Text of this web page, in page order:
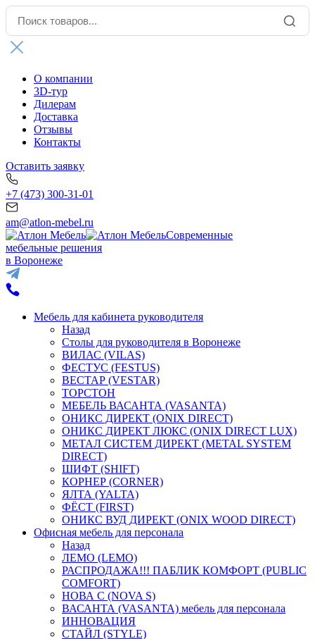
О компании
3D-тур
Дилерам
Доставка
Отзывы
Контакты
Оставить заявку
+7 (473) 300-31-01
am@atlon-mebel.ru
Современные
мебельные решения
в Воронеже
Мебель для кабинета руководителя
Назад
Столы для руководителя в Воронеже
ВИЛАС (VILAS)
ФЕСТУС (FESTUS)
ВЕСТАР (VESTAR)
ТОРСТОН
МЕБЕЛЬ ВАСАНТА (VASANTA)
ОНИКС ДИРЕКТ (ONIX DIRECT)
ОНИКС ДИРЕКТ ЛЮКС (ONIX DIRECT LUX)
МЕТАЛ СИСТЕМ ДИРЕКТ (METAL SYSTEM
DIRECT)
ШИФТ (SHIFT)
КОРНЕР (CORNER)
ЯЛТА (YALTA)
ФЁСТ (FIRST)
ОНИКС ВУД ДИРЕКТ (ONIX WOOD DIRECT)
Офисная мебель для персонала
Назад
ЛЕМО (LEMO)
РАСПРОДАЖА!!! ПАБЛИК КОМФОРТ (PUBLIC
COMFORT)
НОВА С (NOVA S)
ВАСАНТА (VASANTA) мебель для персонала
ИННОВАЦИЯ
СТАЙЛ (STYLE)